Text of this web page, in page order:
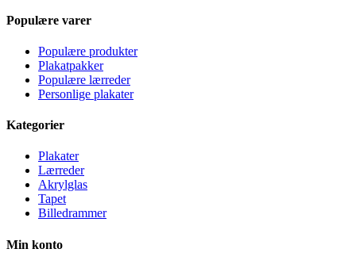
Populære varer
Populære produkter
Plakatpakker
Populære lærreder
Personlige plakater
Kategorier
Plakater
Lærreder
Akrylglas
Tapet
Billedrammer
Min konto